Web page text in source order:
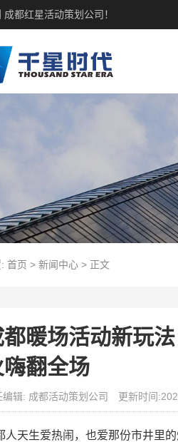
都红星活动策划公司！
首页 > 新闻中心> 正文
都暖场活动新玩
嗨翻全场
编辑: 成都活动策划公司 更新时间
人天生爱热闹，也爱那份市井里